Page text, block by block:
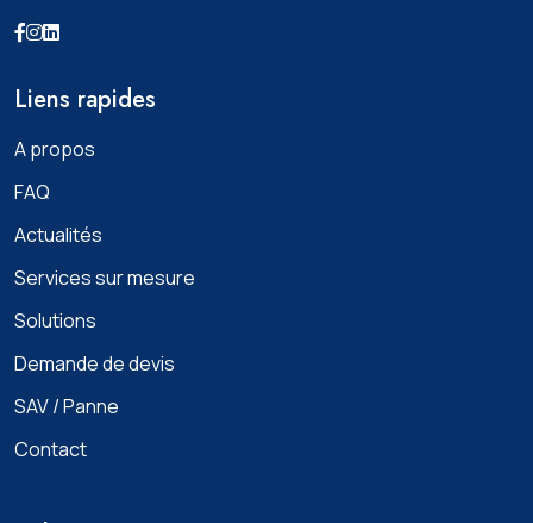
Liens rapides
A propos
FAQ
Actualités
Services sur mesure
Solutions
Demande de devis
SAV / Panne
Contact